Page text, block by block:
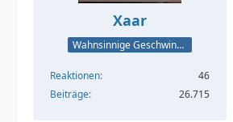
Xaar
Wahnsinnige Geschwindigkeit - und los!
Reaktionen
46
Beiträge
26.715